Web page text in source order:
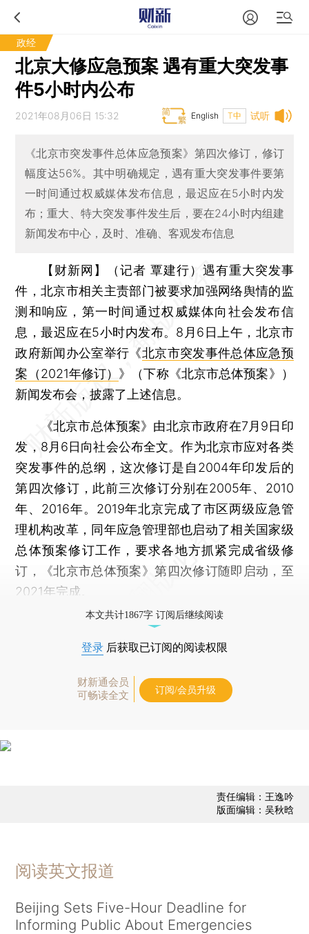
政经
北京大修应急预案 遇有重大突发事
件5小时内公布
试听
2021年08月06日 15:32 T中
English
《北京市突发事件总体应急预案》第四次修订，修订
幅度达56%。其中明确规定，遇有重大突发事件要第
一时间通过权威媒体发布信息，最迟应在5小时内发
布；重大、特大突发事件发生后，要在24小时内组建
新闻发布中心，及时、准确、客观发布信息
【财新网】（记者 覃建行） 遇有重大突发事
件，北京市相关主责部门被要求加强网络舆情的监
测和响应，第一时间通过权威媒体向社会发布信
息，最迟应在5小时内发布。8月6日上午，北京市
政府新闻办公室举行《北京市突发事件总体应急预
案（2021年修订） 》（下称《北京市总体预案》）
新闻发布会，披露了上述信息。
《北京市总体预案》由北京市政府在7月9日印
发，8月6日向社会公布全文。作为北京市应对各类
突发事件的总纲，这次修订是自2004年印发后的
第四次修订，此前三次修订分别在2005年、2010
年、2016年。2019年北京完成了市区两级应急管
理机构改革，同年应急管理部也启动了相关国家级
总体预案修订工作，要求各地方抓紧完成省级修
订，《北京市总体预案》第四次修订随即启动，至
2021年完成。
本文共计1867字 订阅后继续阅读
登录 后获取已订阅的阅读权限
财新通会员
可畅读全文
订阅/会员升级
责任编辑：王逸吟
版面编辑：吴秋晗
阅读英文报道
Beijing Sets Five-Hour Deadline for
Informing Public About Emergencies